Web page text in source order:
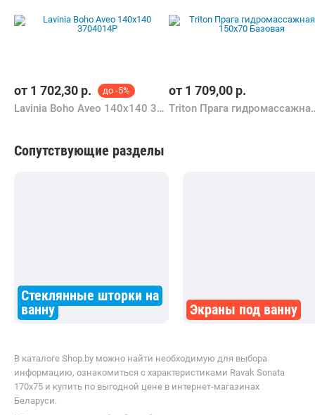
от 1 702,30 р. до -5%
Lavinia Boho Aveo 140x140 3704014P
от 1 709,00 р.
Triton Прага
Сопутствующие разделы
Стеклянные шторки на
ванну
Экраны под ванну
В каталоге Shop.by можно найти необходимую для выбора
информацию, ознакомиться с характеристиками Ravak Sonata
170x75 и купить по выгодной цене в интернет-магазинах
Беларуси.